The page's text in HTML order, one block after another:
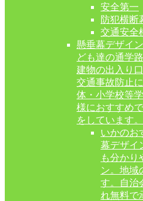
安全第一
防犯横断
交通安全
懸垂幕デザイ
ども達の通学
建物の出入り
交通事故防止
体・小学校等
様におすすめ
をしています。
いかのお
幕デザイ
も分かり
ン。地域
す。自治
れ無料で